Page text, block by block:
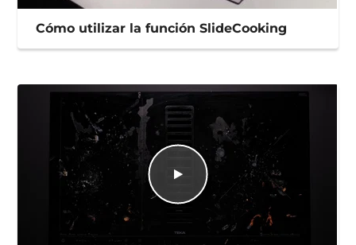
Cómo utilizar la función SlideCooking